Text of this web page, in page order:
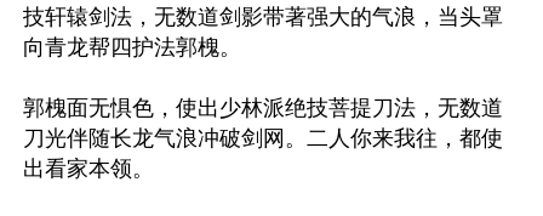
技轩辕剑法，无数道剑影带著强大的气浪，当头罩
向青龙帮四护法郭槐。
郭槐面无惧色，使出少林派绝技菩提刀法，无数道
刀光伴随长龙气浪冲破剑网。二人你来我往，都使
出看家本领。